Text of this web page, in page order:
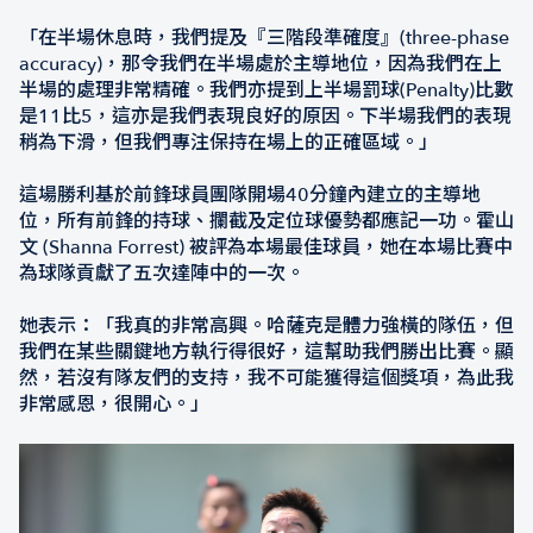
「在半場休息時，我們提及『三階段準確度』(three-phase
accuracy)，那令我們在半場處於主導地位，因為我們在上
半場的處理非常精確。我們亦提到上半場罰球(Penalty)比數
是11比5，這亦是我們表現良好的原因。下半場我們的表現
稍為下滑，但我們專注保持在場上的正確區域。」
這場勝利基於前鋒球員團隊開場40分鐘內建立的主導地
位，所有前鋒的持球、攔截及定位球優勢都應記一功。霍山
文 (Shanna Forrest) 被評為本場最佳球員，她在本場比賽中
為球隊貢獻了五次達陣中的一次。
她表示：「我真的非常高興。哈薩克是體力強橫的隊伍，但
我們在某些關鍵地方執行得很好，這幫助我們勝出比賽。顯
然，若沒有隊友們的支持，我不可能獲得這個獎項，為此我
非常感恩，很開心。」